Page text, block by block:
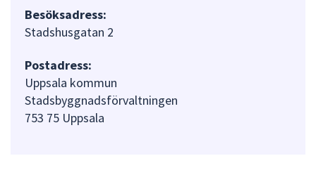
Besöksadress:
Stadshusgatan 2
Postadress:
Uppsala kommun
Stadsbyggnadsförvaltningen
753 75 Uppsala